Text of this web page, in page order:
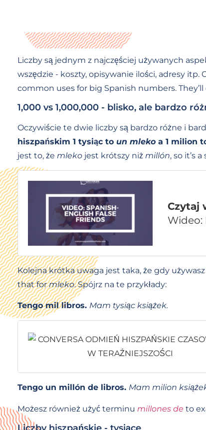
Liczby są jednym z najczęściej używanych
wszędzie - koszty, opisywanie ilości, adresy
common uses for big Spanish numbers.
1,000 vs 1,000,000 - blisko, ale bardzo
Oczywiście te dwie liczby są bardzo różne i
hiszpańskim 1 tysiąc to un mleko a 1 milion
jest to, że mleko jest krótszy niż millón, so it’s
Czytaj
Wideo:
Kolejna krótka uwaga jest taka, że gdy używasz
that formleko. Spójrz na te przykłady:
Tengo mil libros. Mam tysiąc książek.
Tengo un millón de libros. Mam milion
Możesz również użyć terminu millones de to